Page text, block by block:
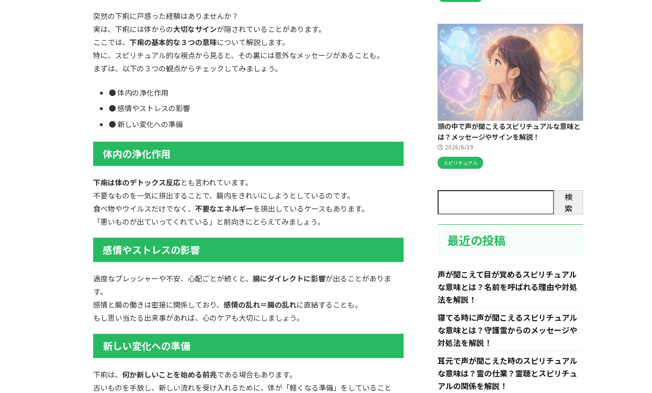
突然の下痢に戸惑った経験はありませんか？
実は、下痢には体からの大切なサインが隠されていることがあります。
ここでは、 下痢の基本的な３つの意味について解説します。
特に、スピリチュアル的な視点から見ると、その裏には意外なメッセージがあることも。
まずは、以下の３つの観点からチェックしてみましょう。
● 体内の浄化作用
● 感情やストレスの影響
● 新しい変化への準備
体内の浄化作用
下痢は体のデトックス反応とも言われています。
不要なものを一気に排出することで、腸内をきれいにしようとしているのです。
食べ物やウイルスだけでなく、 不要なエネルギーを排出しているケースもあります。
「悪いものが出ていってくれている」と前向きにとらえてみましょう。
感情やストレスの影響
過度なプレッシャーや不安、心配ごとが続くと、 腸にダイレクトに影響が出ることがありま
す。
感情と腸の働きは密接に関係しており、 感情の乱れ＝腸の乱れに直結することも。
もし思い当たる出来事があれば、心のケアも大切にしましょう。
新しい変化への準備
下痢は、 何か新しいことを始める前兆である場合もあります。
古いものを手放し、新しい流れを受け入れるために、体が「軽くなる準備」をしていること
頭の中で声が聞こえるスピリチュアルな意味と
は？メッセージやサインを解説！
2026/6/19
スピリチュアル
検
索
最近の投稿
声が聞こえて目が覚めるスピリチュアル
な意味とは？名前を呼ばれる理由や対処
法を解説！
寝てる時に声が聞こえるスピリチュアル
な意味とは？守護霊からのメッセージや
対処法を解説！
耳元で声が聞こえた時のスピリチュアル
な意味は？霊の仕業？霊聴とスピリチュ
アルの関係を解説！